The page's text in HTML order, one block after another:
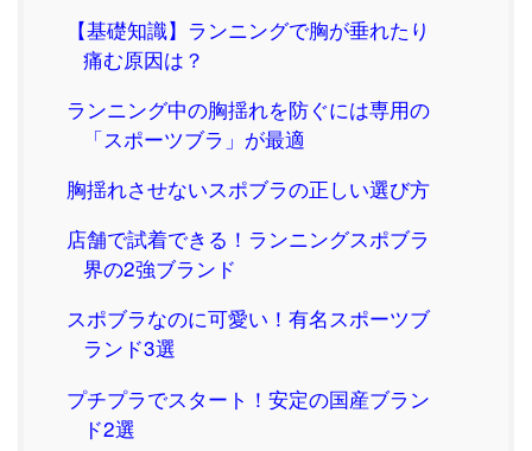
【基礎知識】ランニングで胸が垂れたり
痛む原因は？
ランニング中の胸揺れを防ぐには専用の
「スポーツブラ」が最適
胸揺れさせないスポブラの正しい選び方
店舗で試着できる！ランニングスポブラ
界の2強ブランド
スポブラなのに可愛い！有名スポーツブ
ランド3選
プチプラでスタート！安定の国産ブラン
ド2選